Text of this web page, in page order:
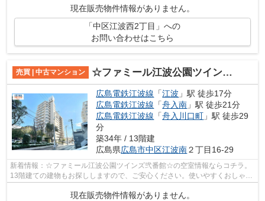
現在販売物件情報がありません。
「中区江波西2丁目」への
お問い合わせはこちら
売買 | 中古マンション ☆ファミール江波公園ツインズ弐番館☆
広島電鉄江波線 「江波 」駅 徒歩17分
広島電鉄江波線 「舟入南 」駅 徒歩21分
広島電鉄江波線 「舟入川口町 」駅 徒歩29
分
築34年 / 13階建
広島県広島市中区江波南２丁目16-29
新着情報：☆ファミール江波公園ツインズ弐番館☆の空室情報ならコチラ。
13階建ての建物もお探ししますので、ご安心ください。使いやすくおしゃれ
でニーズの高いシステムキッチン付きの...
現在販売物件情報がありません。